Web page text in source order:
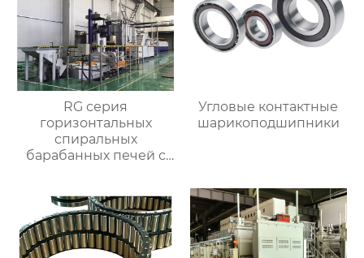
RG серия
горизонтальных
спиральных
барабанных печей с
термической
обработки
Угловые контактные
шарикоподшипники